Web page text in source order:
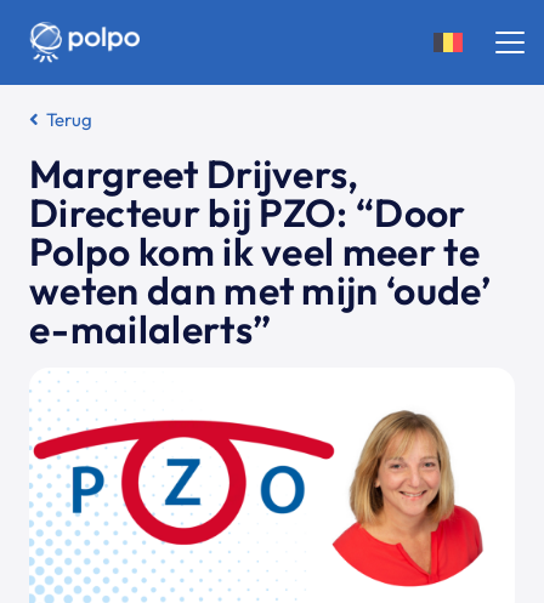
Terug
Margreet Drijvers,
Directeur bij PZO: “Door
Polpo kom ik veel meer te
weten dan met mijn ‘oude’
e-mailalerts”